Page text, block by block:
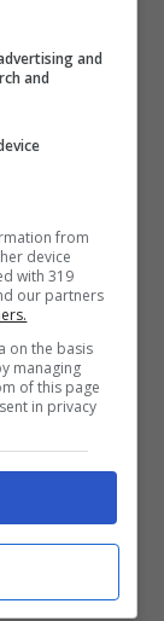
in
è di
si
and
and
from
device
with 319
our partners
on the basis
managing
of this page
in privacy